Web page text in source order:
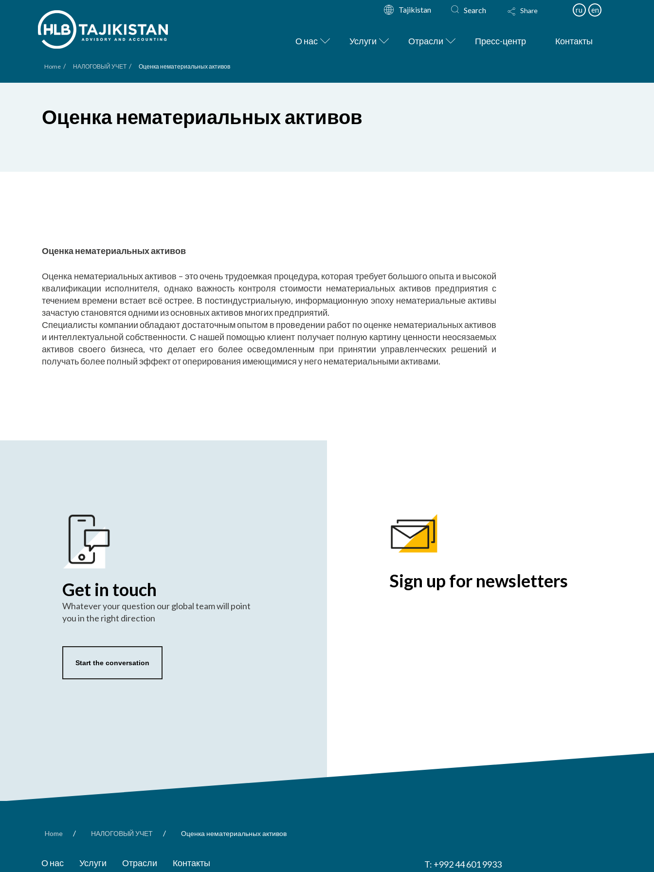
Tajikistan Search Share ru en
О нас Услуги Отрасли Пресс-центр Контакты
Home / НАЛОГОВЫЙ УЧЕТ / Оценка нематериальных активов
Оценка нематериальных активов
Оценка нематериальных активов
Оценка нематериальных активов – это очень трудоемкая процедура, которая требует большого опыта и высокой
квалификации исполнителя, однако важность контроля стоимости нематериальных активов предприятия с
течением времени встает всё острее. В постиндустриальную, информационную эпоху нематериальные активы
зачастую становятся одними из основных активов многих предприятий.
Специалисты компании обладают достаточным опытом в проведении работ по оценке нематериальных активов
и интеллектуальной собственности. С нашей помощью клиент получает полную картину ценности неосязаемых
активов своего бизнеса, что делает его более осведомленным при принятии управленческих решений и
получать более полный эффект от оперирования имеющимися у него нематериальными активами.
Get in touch
Whatever your question our global team will point
you in the right direction
Start the conversation
Sign up for newsletters
Home / НАЛОГОВЫЙ УЧЕТ / Оценка нематериальных активов
О нас Услуги Отрасли Контакты
T: +992 44 601 9933